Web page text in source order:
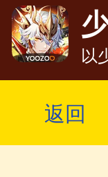
以
返回